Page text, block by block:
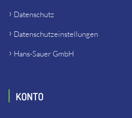
Datenschutz
Datenschutzeinstellungen
Hans-Sauer GmbH
KONTO